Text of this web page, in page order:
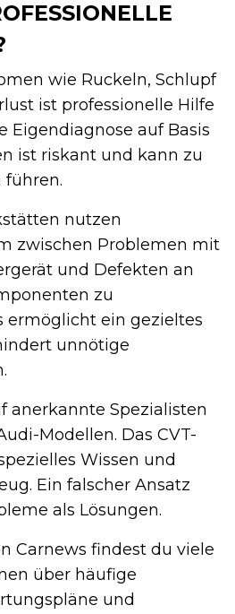
wie Ruckeln, Schlupf
ist professionelle Hilfe
Eigendiagnose auf Basis
ist riskant und kann zu
führen.
nutzen
zwischen Problemen mit
und Defekten an
zu
ermöglicht ein gezieltes
unnötige
anerkannte Spezialisten
Modellen. Das CVT-
Wissen und
Ein falscher Ansatz
als Lösungen.
Carnews findest du viele
über häufige
und